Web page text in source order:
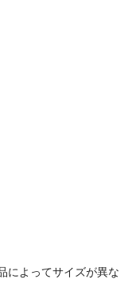
によってサイズが異な